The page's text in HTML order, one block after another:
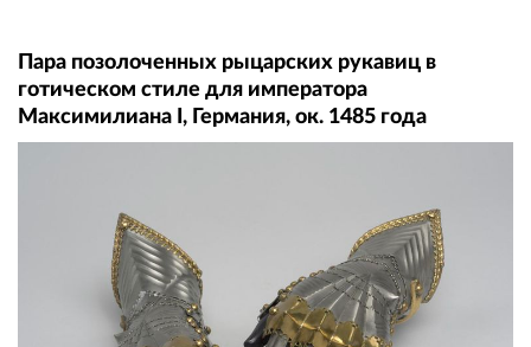
Пара позолоченных рыцарских рукавиц в
готическом стиле для императора
Максимилиана I, Германия, ок. 1485 года